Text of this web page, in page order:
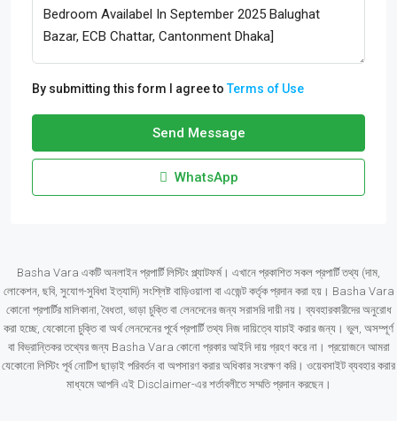
By submitting this form I agree toTerms of Use
Send Message
WhatsApp
Basha Vara একটি অনলাইন প্রপার্টি লিস্টিং প্ল্যাটফর্ম। এখানে প্রকাশিত সকল প্রপার্টি তথ্য (দাম,
লোকেশন, ছবি, সুযোগ-সুবিধা ইত্যাদি) সংশ্লিষ্ট বাড়িওয়ালা বা এজেন্ট কর্তৃক প্রদান করা হয়। Basha Vara
কোনো প্রপার্টির মালিকানা, বৈধতা, ভাড়া চুক্তি বা লেনদেনের জন্য সরাসরি দায়ী নয়। ব্যবহারকারীদের অনুরোধ
করা হচ্ছে, যেকোনো চুক্তি বা অর্থ লেনদেনের পূর্বে প্রপার্টি তথ্য নিজ দায়িত্বে যাচাই করার জন্য। ভুল, অসম্পূর্ণ
বা বিভ্রান্তিকর তথ্যের জন্য Basha Vara কোনো প্রকার আইনি দায় গ্রহণ করে না। প্রয়োজনে আমরা
যেকোনো লিস্টিং পূর্ব নোটিশ ছাড়াই পরিবর্তন বা অপসারণ করার অধিকার সংরক্ষণ করি। ওয়েবসাইট ব্যবহার করার
মাধ্যমে আপনি এই Disclaimer-এর শর্তাবলীতে সম্মতি প্রদান করছেন।